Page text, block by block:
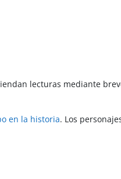
lecturas mediante
en la historia. Los